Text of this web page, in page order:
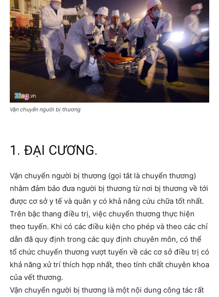
Vận chuyển người bị thương
1. ĐẠI CƯƠNG.
Vận chuyển người bị thương (gọi tắt là chuyển thương)
nhằm đảm bảo đưa người bị thương từ nơi bị thương về tới
được cơ sở y tế và quân y có khả năng cứu chữa tốt nhất.
Trên bậc thang điều trị, việc chuyển thương thực hiện
theo tuyến. Khi có các điều kiện cho phép và theo các chỉ
dẫn đã quy định trong các quy định chuyên môn, có thể
tổ chức chuyển thương vượt tuyến về các cơ sở điều trị có
khả năng xử trí thích hợp nhất, theo tính chất chuyên khoa
của vết thương.
Vận chuyển người bị thương là một nội dung công tác rất